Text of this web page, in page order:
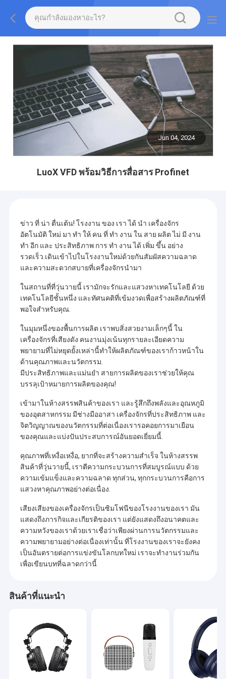
Jun 04, 2024
LuoX VFD พร้อมวิธีการสื่อสาร Profinet
ข่าว ที่ น่า ตื่นเต้น! โรงงาน ของ เรา ได้ นํา เครื่องจักร
อัตโนมัติ ใหม่ มา ทํา ให้ คน ที่ ทํา งาน ใน สาย ผลิต ไม่ มี งาน
ทํา อีก และ ประสิทธิภาพ การ ทํา งาน ได้ เพิ่ม ขึ้น อย่าง
รวดเร็ว.เดินเข้าไปในโรงงานใหม่ด้วยกันสัมผัสความฉลาด
และความสะดวกสบายที่เครื่องจักรนํามา
ในสถานที่ที่วุ่นวายนี้ เรามักจะรักและแสวงหาเทคโนโลยี ด้วย
เทคโนโลยีชั้นหนึ่ง และทัศนคติที่เข้มงวดเพื่อสร้างผลิตภัณฑ์ที่
พอใจสําหรับคุณ.
ในมุมหนึ่งของพื้นการผลิต เราพบสิ่งสวยงามเล็กๆนี้ ใน
เครื่องจักรที่เสียงดัง คนงานมุ่งเน้นทุกรายละเอียดความ
พยายามที่ไม่หยุดยั้งเหล่านี้ทําให้ผลิตภัณฑ์ของเราก้าวหน้าใน
ด้านคุณภาพและนวัตกรรม.
มีประสิทธิภาพและแม่นยํา สายการผลิตของเราช่วยให้คุณ
บรรลุเป้าหมายการผลิตของคุณ!
เข้ามาในห้างสรรพสินค้าของเรา และรู้สึกถึงพลังและอุณหภูมิ
ของอุตสาหกรรม มีช่างมืออาสา เครื่องจักรที่ประสิทธิภาพ และ
จิตวิญญาณของนวัตกรรมที่ต่อเนื่องเรารอคอยการมาเยือน
ของคุณและแบ่งปันประสบการณ์อันยอดเยี่ยมนี้.
คุณภาพที่เหงื่อเหงื่อ, ยากที่จะสร้างความสําเร็จ ในห้างสรรพ
สินค้าที่วุ่นวายนี้, เราตีความกระบวนการที่สมบูรณ์แบบ ด้วย
ความเข้มแข็งและความฉลาด ทุกส่วน, ทุกกระบวนการคือการ
แสวงหาคุณภาพอย่างต่อเนื่อง.
เสียงเสียงของเครื่องจักรเป็นซิมโฟนีของโรงงานของเรา มัน
แสดงถึงภารกิจและเกียรติของเรา แต่ยังแสดงถึงอนาคตและ
ความหวังของเราด้วยเราเชื่อว่าเพียงผ่านการนวัตกรรมและ
ความพยายามอย่างต่อเนื่องเท่านั้น ที่โรงงานของเราจะยังคง
เป็นอันตรายต่อการแข่งขันโลกบทใหม่ เราจะทํางานร่วมกัน
เพื่อเขียนบทที่ฉลาดกว่านี้
สินค้าที่แนะนํา